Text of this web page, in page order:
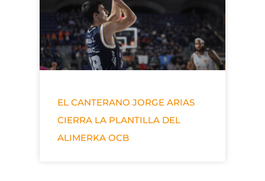
EL CANTERANO JORGE ARIAS
CIERRA LA PLANTILLA DEL
ALIMERKA OCB